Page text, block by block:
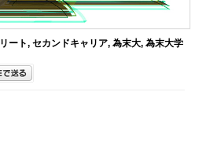
ート, セカンドキャリア, 為末大, 為末大学